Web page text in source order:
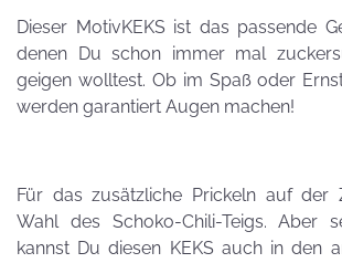
Dieser MotivKEKS ist das passende
denen Du schon immer mal
geigen wolltest. Ob im Spaß oder
werden garantiert Augen machen!
Für das zusätzliche Prickeln auf der
Wahl des Schoko-Chili-Teigs. Aber
kannst Du diesen KEKS auch in den